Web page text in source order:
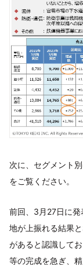
次に、セグメント
をご覧ください。
前回、3月27日に
地が上振れる結果
があると認識して
等の完成を急ぎ、